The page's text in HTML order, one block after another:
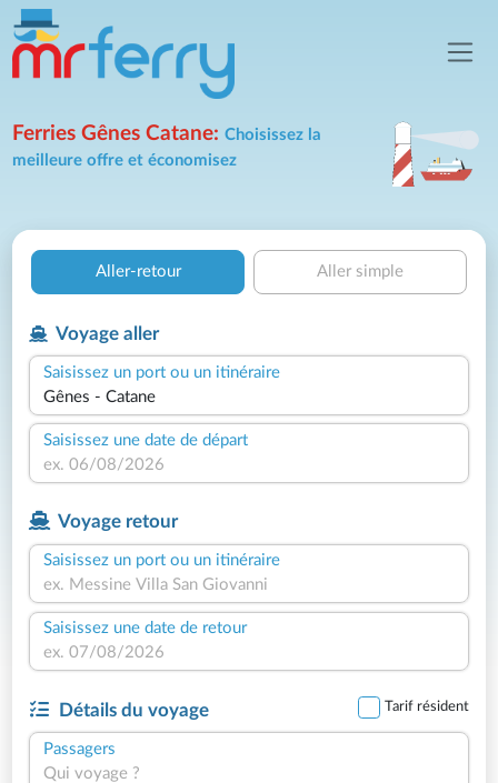
Ferries Gênes Catane:Choisissez la
meilleure offre et économisez
Aller-retour Aller simple
Voyage aller
Saisissez un port ou un itinéraire
Saisissez une date de départ
Voyage retour
Saisissez un port ou un itinéraire
Saisissez une date de retour
Détails du voyage Tarif résident
Passagers
Qui voyage ?